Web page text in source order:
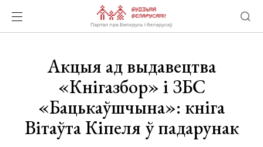
Акцыя ад выдавецтва
«Кнігазбор» і ЗБС
«Бацькаўшчына»: кніга
Вітаўта Кіпеля ў падарунак